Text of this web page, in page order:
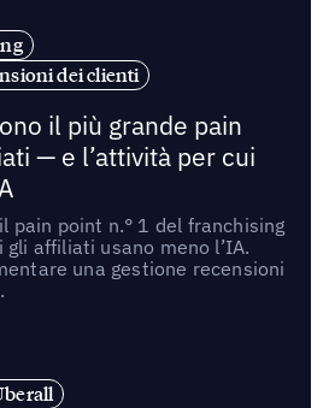
dei clienti
il più grande pain
— e l’attività per cui
pain point n.° 1 del franchising
affiliati usano meno l’IA.
una gestione recensioni